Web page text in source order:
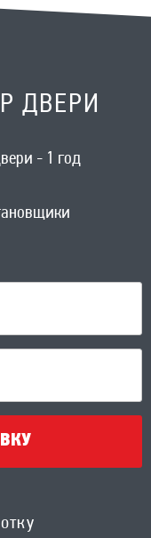
ДВЕРИ
- 1 год